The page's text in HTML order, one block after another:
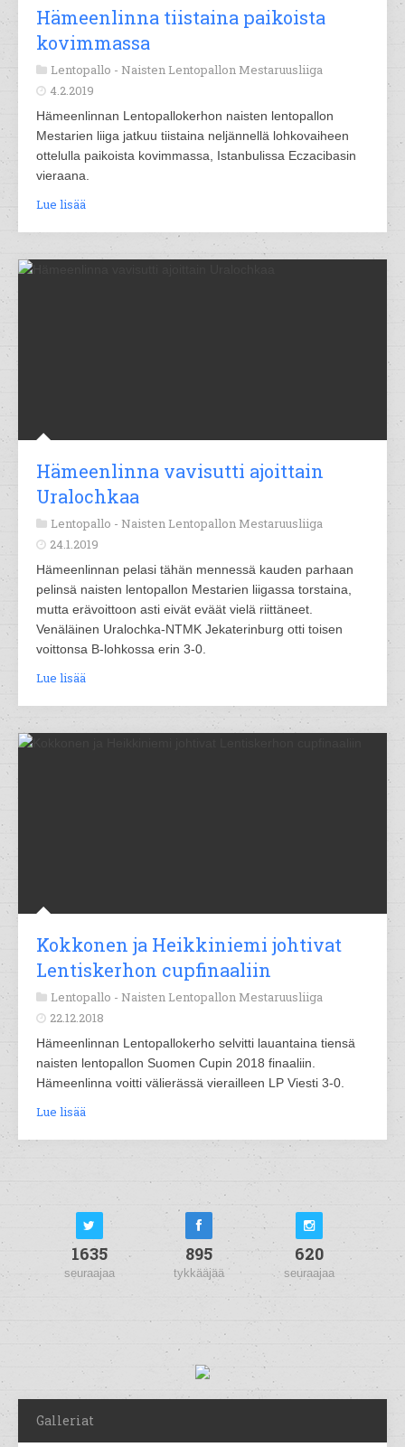
Hämeenlinna tiistaina paikoista
kovimmassa
Lentopallo - Naisten Lentopallon Mestaruusliiga
4.2.2019
Hämeenlinnan Lentopallokerhon naisten lentopallon
Mestarien liiga jatkuu tiistaina neljännellä lohkovaiheen
ottelulla paikoista kovimmassa, Istanbulissa Eczacibasin
vieraana.
Lue lisää
Hämeenlinna vavisutti ajoittain
Uralochkaa
Lentopallo - Naisten Lentopallon Mestaruusliiga
24.1.2019
Hämeenlinnan pelasi tähän mennessä kauden parhaan
pelinsä naisten lentopallon Mestarien liigassa torstaina,
mutta erävoittoon asti eivät eväät vielä riittäneet.
Venäläinen Uralochka-NTMK Jekaterinburg otti toisen
voittonsa B-lohkossa erin 3-0.
Lue lisää
Kokkonen ja Heikkiniemi johtivat
Lentiskerhon cupfinaaliin
Lentopallo - Naisten Lentopallon Mestaruusliiga
22.12.2018
Hämeenlinnan Lentopallokerho selvitti lauantaina tiensä
naisten lentopallon Suomen Cupin 2018 finaaliin.
Hämeenlinna voitti välierässä vierailleen LP Viesti 3-0.
Lue lisää
1635
seuraajaa
895
tykkääjää
620
seuraajaa
Galleriat